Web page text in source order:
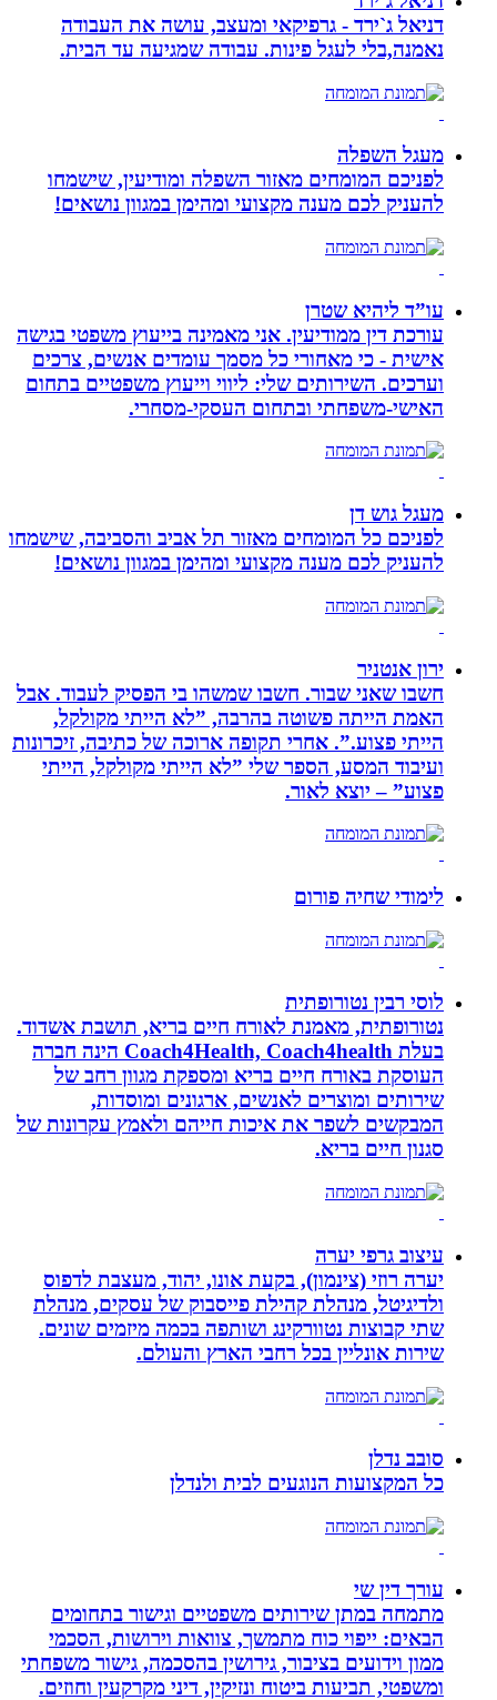
דניאל ג`ירד - גרפיקאי ומעצב, עושה את העבודה
נאמנה,בלי לעגל פינות. עבודה שמגיעה עד הבית.
מעגל השפלה
לפניכם המומחים מאזור השפלה ומודיעין, שישמחו
להעניק לכם מענה מקצועי ומהימן במגוון נושאים!
עו”ד ליהיא שטרן
עורכת דין ממודיעין. אני מאמינה בייעוץ משפטי בגישה
אישית - כי מאחורי כל מסמך עומדים אנשים, צרכים
וערכים. השירותים שלי: ליווי וייעוץ משפטיים בתחום
האישי-משפחתי ובתחום העסקי-מסחרי.
מעגל גוש דן
לפניכם כל המומחים מאזור תל אביב והסביבה, שישמחו
להעניק לכם מענה מקצועי ומהימן במגוון נושאים!
ירון אנטניר
חשבו שאני שבור. חשבו שמשהו בי הפסיק לעבוד. אבל
האמת הייתה פשוטה בהרבה, ”לא הייתי מקולקל,
הייתי פצוע.”. אחרי תקופה ארוכה של כתיבה, זיכרונות
ועיבוד המסע, הספר שלי ”לא הייתי מקולקל, הייתי
פצוע” – יוצא לאור.
לימודי שחיה פורום
לוסי רבין נטורופתית
נטורופתית, מאמנת לאורח חיים בריא, תושבת אשדוד.
בעלת Coach4Health, Coach4health הינה חברה
העוסקת באורח חיים בריא ומספקת מגוון רחב של
שירותים ומוצרים לאנשים, ארגונים ומוסדות,
המבקשים לשפר את איכות חייהם ולאמץ עקרונות של
סגנון חיים בריא.
עיצוב גרפי יערה
יערה רוזי (צינמון), בקעת אונו, יהוד, מעצבת לדפוס
ולדיגיטל, מנהלת קהילת פייסבוק של עסקים, מנהלת
שתי קבוצות נטוורקינג ושותפה בכמה מיזמים שונים.
שירות אונליין בכל רחבי הארץ והעולם.
סובב נדלן
כל המקצועות הנוגעים לבית ולנדלן
עורך דין שי
מתמחה במתן שירותים משפטיים וגישור בתחומים
הבאים: ייפוי כוח מתמשך, צוואות וירושות, הסכמי
ממון וידועים בציבור, גירושין בהסכמה, גישור משפחתי
ומשפטי, תביעות ביטוח ונזיקין, דיני מקרקעין וחוזים.